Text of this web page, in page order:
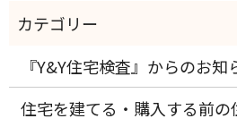
『Y&Y住宅検査』からのお知
住宅を建てる・購入する前の